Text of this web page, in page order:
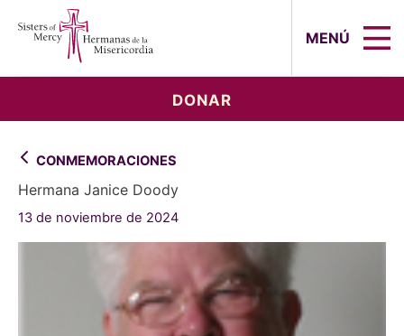
MENÚ
DONAR
CONMEMORACIONES
Hermana Janice Doody
13 de noviembre de 2024